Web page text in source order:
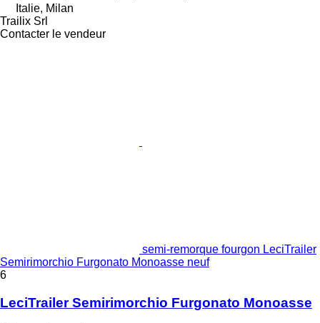
Italie, Milan
Trailix Srl
Contacter le vendeur
semi-remorque fourgon LeciTrailer
Semirimorchio Furgonato Monoasse neuf
6
LeciTrailer Semirimorchio Furgonato Monoasse